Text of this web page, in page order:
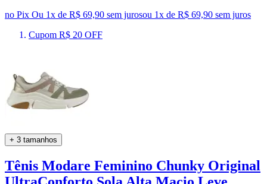
no Pix Ou 1x de R$ 69,90 sem jurosou 1x de R$ 69,90 sem juros
Cupom R$ 20 OFF
+ 3 tamanhos
Tênis Modare Feminino Chunky Original